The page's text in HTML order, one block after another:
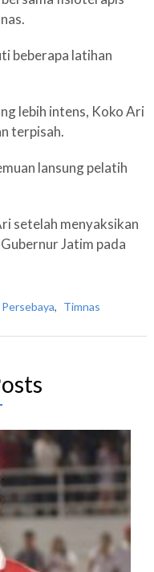
beberapa latihan
lebih intens, Koko Ari
terpisah.
lansung pelatih
setelah menyaksikan
Jatim pada
Persebaya, Timnas